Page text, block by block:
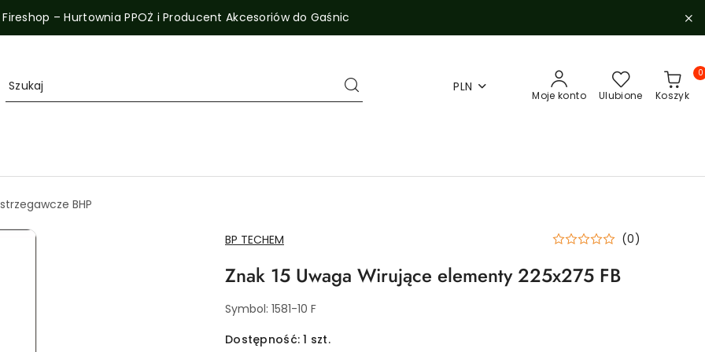
Fireshop – Hurtownia PPOŻ i Producent Akcesoriów do Gaśnic
PLN
Moje konto Ulubione Koszyk
0
BHP
NAZWA
PRODUCENTA:
BP TECHEM (0)
Znak 15 Uwaga Wirujące elementy 225x275 FB
Symbol: 1581-10 F
Dostępność:1 szt.